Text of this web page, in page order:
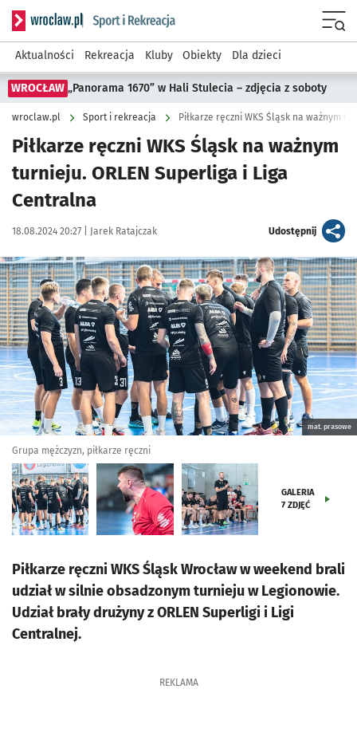
Serwis informacyjny wroclaw.pl podserwis: Sport i rekreacja
Aktualności Rekreacja Kluby Obiekty Dla dzieci
WROCŁAW „Panorama 1670” w Hali Stulecia – zdjęcia z soboty
wroclaw.pl Sport i rekreacja Piłkarze ręczni WKS Śląsk na ważnym
Piłkarze ręczni WKS Śląsk na ważnym
turnieju. ORLEN Superliga i Liga
Centralna
Data publikacji:
18.08.2024 20:27 | Autor:
Jarek Ratajczak Udostępnijartykuł
Kliknij, aby zobaczyć galerię
mat. prasowe
Grupa mężczyzn, piłkarze ręczni
GALERIA
7 ZDJĘĆ
Piłkarze ręczni WKS Śląsk Wrocław w weekend brali
udział w silnie obsadzonym turnieju w Legionowie.
Udział brały drużyny z ORLEN Superligi i Ligi
Centralnej.
REKLAMA